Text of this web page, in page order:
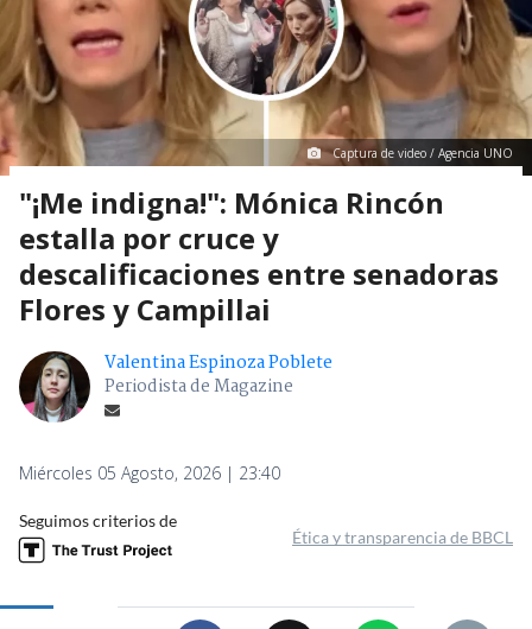
Captura de video / Agencia UNO
"¡Me indigna!": Mónica Rincón
estalla por cruce y
descalificaciones entre senadoras
Flores y Campillai
Valentina Espinoza Poblete
Periodista de Magazine
Miércoles 05 Agosto, 2026 | 23:40
Seguimos criterios de
Ética y transparencia de BBCL